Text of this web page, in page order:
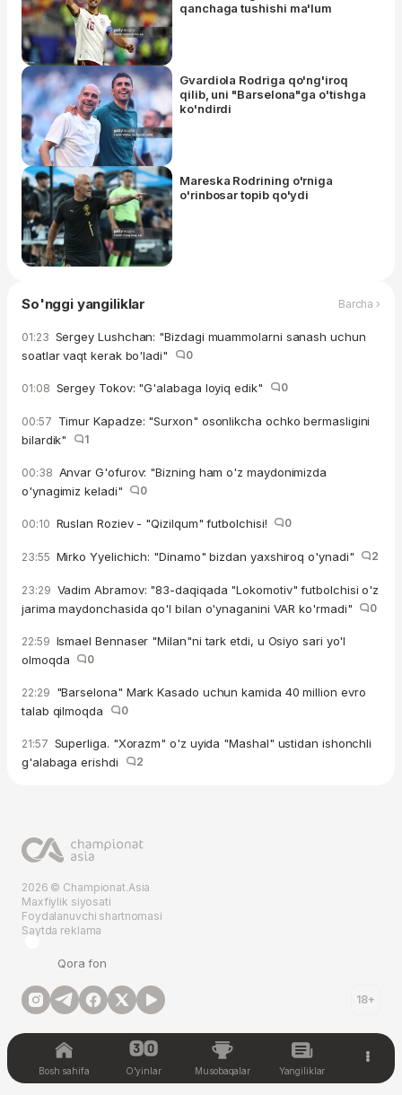
qanchaga tushishi ma'lum
Gvardiola Rodriga qo'ng'iroq
qilib, uni "Barselona"ga o'tishga
ko'ndirdi
Mareska Rodrining o'rniga
o'rinbosar topib qo'ydi
So'nggi yangiliklar Barcha ›
01:23 Sergey Lushchan: "Bizdagi muammolarni sanash uchun
soatlar vaqt kerak bo'ladi"
0
01:08 Sergey Tokov: "G'alabaga loyiq edik" 0
00:57 Timur Kapadze: "Surxon" osonlikcha ochko bermasligini
bilardik"
1
00:38 Anvar G'ofurov: "Bizning ham o'z maydonimizda
o'ynagimiz keladi"
0
00:10 Ruslan Roziev - "Qizilqum" futbolchisi! 0
23:55 Mirko Yyelichich: "Dinamo" bizdan yaxshiroq o'ynadi" 2
23:29 Vadim Abramov: "83-daqiqada "Lokomotiv" futbolchisi o'z
jarima maydonchasida qo'l bilan o'ynaganini VAR ko'rmadi"
0
22:59 Ismael Bennaser "Milan"ni tark etdi, u Osiyo sari yo'l
olmoqda
0
22:29 "Barselona" Mark Kasado uchun kamida 40 million evro
talab qilmoqda
0
21:57 Superliga. "Xorazm" o'z uyida "Mashal" ustidan ishonchli
g'alabaga erishdi
2
2026 © Championat.Asia
Maxfiylik siyosati
Foydalanuvchi shartnomasi
Saytda reklama
Qora fon
18+
Bosh sahifa O'yinlar Musobaqalar Yangiliklar